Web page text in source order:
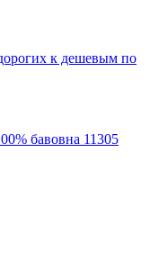
к дешевым по
бавовна 11305